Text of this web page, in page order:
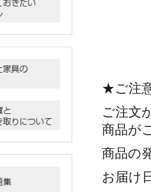
★ご注
ご注文
商品が
商品の
お届け